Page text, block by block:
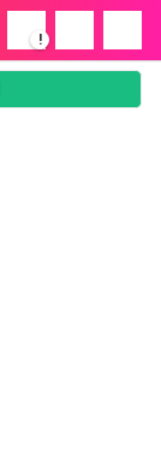
!